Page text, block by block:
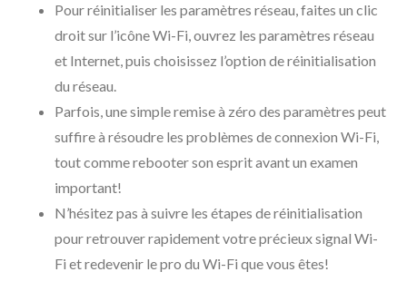
Pour réinitialiser les paramètres réseau, faites un clic
droit sur l’icône Wi-Fi, ouvrez les paramètres réseau
et Internet, puis choisissez l’option de réinitialisation
du réseau.
Parfois, une simple remise à zéro des paramètres peut
suffire à résoudre les problèmes de connexion Wi-Fi,
tout comme rebooter son esprit avant un examen
important!
N’hésitez pas à suivre les étapes de réinitialisation
pour retrouver rapidement votre précieux signal Wi-
Fi et redevenir le pro du Wi-Fi que vous êtes!